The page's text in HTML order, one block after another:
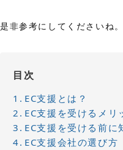
是非参考にしてくださいね。
目次
EC支援とは？
EC支援を受けるメリ
EC支援を受ける前に
EC支援会社の選び方